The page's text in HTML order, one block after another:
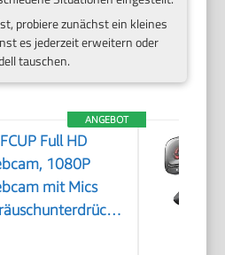
probiere zunächst ein kleines
es jederzeit erweitern oder
tauschen.
ANGEBOT
Full HD
1080P
mit Mics